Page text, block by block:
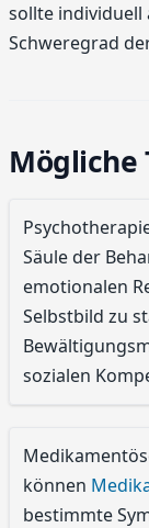
sollte individuell
Schweregrad
Mögliche
Säule der
emotionalen
Selbstbild zu
sozialen
können
bestimmte